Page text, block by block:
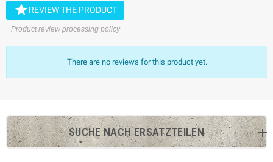
REVIEW THE PRODUCT
Product review processing policy
There are no reviews for this product yet.
SUCHE NACH ERSATZTEILEN